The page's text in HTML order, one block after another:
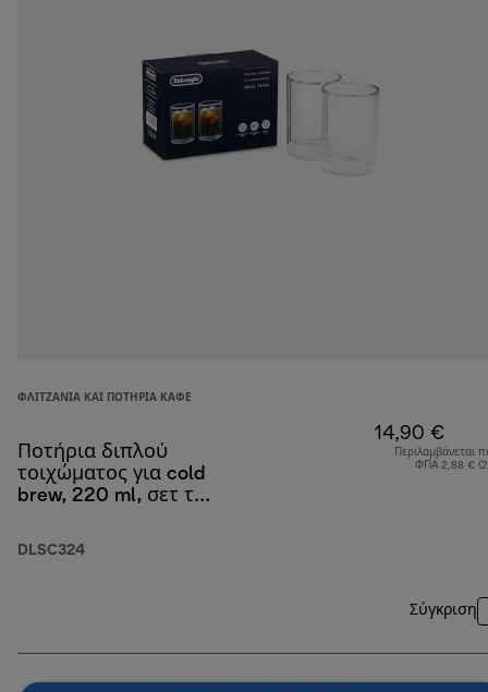
ΦΛΙΤΖΆΝΙΑ ΚΑΙ ΠΟΤΉΡΙΑ ΚΑΦΈ
Ποτήρια διπλού
τοιχώματος για cold
brew, 220 ml, σετ των
DLSC324
14,90 €
Περιλαμβάνεται
ΦΠΑ 2,88 €
Σύγκριση